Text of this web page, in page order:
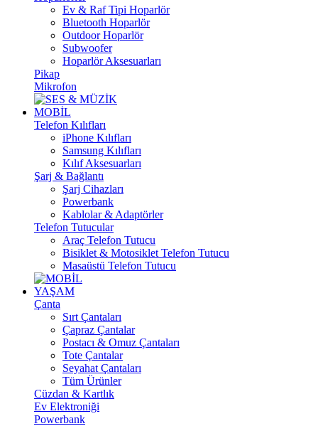
Ev & Raf Tipi Hoparlör
Bluetooth Hoparlör
Outdoor Hoparlör
Subwoofer
Hoparlör Aksesuarları
Pikap
Mikrofon
MOBİL
Telefon Kılıfları
iPhone Kılıfları
Samsung Kılıfları
Kılıf Aksesuarları
Şarj & Bağlantı
Şarj Cihazları
Powerbank
Kablolar & Adaptörler
Telefon Tutucular
Araç Telefon Tutucu
Bisiklet & Motosiklet Telefon Tutucu
Masaüstü Telefon Tutucu
YAŞAM
Çanta
Sırt Çantaları
Çapraz Çantalar
Postacı & Omuz Çantaları
Tote Çantalar
Seyahat Çantaları
Tüm Ürünler
Cüzdan & Kartlık
Ev Elektroniği
Powerbank